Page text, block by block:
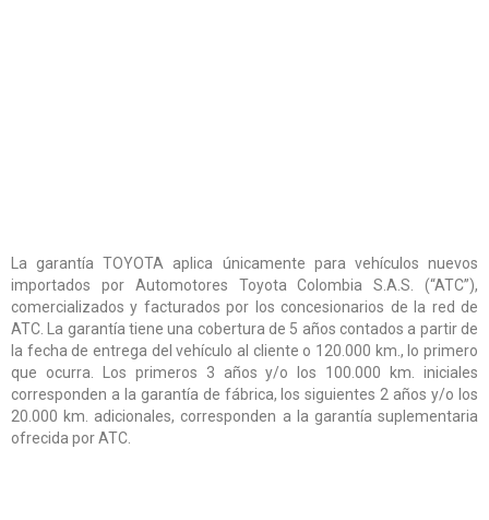
La garantía TOYOTA aplica únicamente para vehículos nuevos
importados por Automotores Toyota Colombia S.A.S. (“ATC”),
comercializados y facturados por los concesionarios de la red de
ATC. La garantía tiene una cobertura de 5 años contados a partir de
la fecha de entrega del vehículo al cliente o 120.000 km., lo primero
que ocurra. Los primeros 3 años y/o los 100.000 km. iniciales
corresponden a la garantía de fábrica, los siguientes 2 años y/o los
20.000 km. adicionales, corresponden a la garantía suplementaria
ofrecida por ATC.